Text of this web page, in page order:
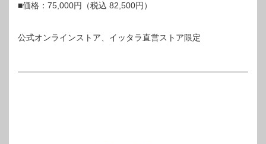
■価格：75,000円（税込 82,500円）
公式オンラインストア、イッタラ直営ストア限定